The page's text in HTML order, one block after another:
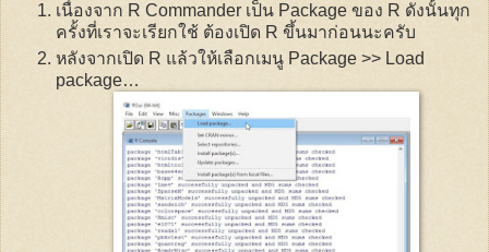
เนื่องจาก R Commander เป็น Package ของ R ดังนั้นทุก
ครั้งที่เราจะเรียกใช้ ต้องเปิด R ขึ้นมาก่อนนะครับ
หลังจากเปิด R แล้วให้เลือกเมนู Package >> Load
package…